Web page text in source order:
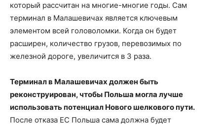
который рассчитан на многие-многие годы. Сам
терминал в Малашевичах является ключевым
элементом всей головоломки. Когда он будет
расширен, количество грузов, перевозимых по
железной дороге, увеличится в 3 раза.
Терминал в Малашевичах должен быть
реконструирован, чтобы Польша могла лучше
использовать потенциал Нового шелкового пути.
После отказа ЕС Польша сама должна будет